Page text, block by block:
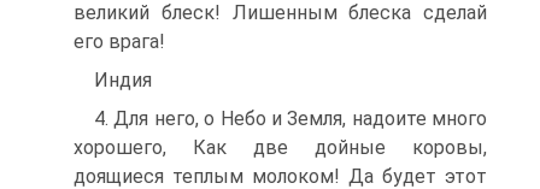
великий блеск! Лишенным блеска сделай
его врага!
Индия
4. Для него, о Небо и Земля, надоите много
хорошего, Как две дойные коровы,
доящиеся теплым молоком! Да будет этот